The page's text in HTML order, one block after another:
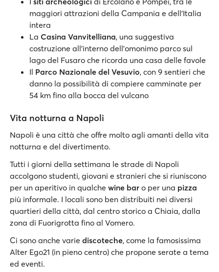
maggiori attrazioni della Campania e dell’Italia
intera
La Casina Vanvitelliana, una suggestiva
costruzione all’interno dell’omonimo parco sul
lago del Fusaro che ricorda una casa delle favole
Il Parco Nazionale del Vesuvio, con 9 sentieri che
danno la possibilità di compiere camminate per
54 km fino alla bocca del vulcano
Vita notturna a Napoli
Napoli è una città che offre molto agli amanti della vita
notturna e del divertimento.
Tutti i giorni della settimana le strade di Napoli
accolgono studenti, giovani e stranieri che si riuniscono
per un aperitivo in qualche wine bar o per una pizza
più informale. I locali sono ben distribuiti nei diversi
quartieri della città, dal centro storico a Chiaia, dalla
zona di Fuorigrotta fino al Vomero.
Ci sono anche varie discoteche, come la famosissima
Alter Ego21 (in pieno centro) che propone serate a tema
ed eventi.